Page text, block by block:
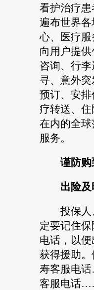
看护治疗
遍布世界
心、医疗
向用户提
咨询、行
寻、意外
预订、安
疗转送、
在内的全
服务。
谨防购
出险及
投保人
定要记住
电话，以
获得援助
寿客服电
客服电话